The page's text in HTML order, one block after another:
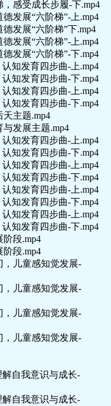
感受成长步履-下.mp4
发展“六阶梯”-上.mp4
发展“六阶梯”下.mp4
发展“六阶梯”-上.mp4
发展“六阶梯”-下.mp4
知发育四步曲-上.mp4
知发育四步曲-下.mp4
知发育四步曲-上.mp4
知发育四步曲-下.mp4
天主题.mp4
与发展主题.mp4
知发育四步曲-上.mp4
知发育四步曲-下.mp4
知发育四步曲-上.mp4
知发育四步曲-下.mp4
知发育四步曲-上.mp4
知发育四步曲-下.mp4
知发育四步曲-上.mp4
知发育四步曲-下.mp4
阶段.mp4
阶段.mp4
，儿童感知觉发展-
，儿童感知觉发展-
，儿童感知觉发展-
，儿童感知觉发展-
解自我意识与成长-
解自我意识与成长-